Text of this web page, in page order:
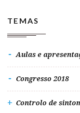
TEMAS
Aulas e
Congresso 2018
Controlo de